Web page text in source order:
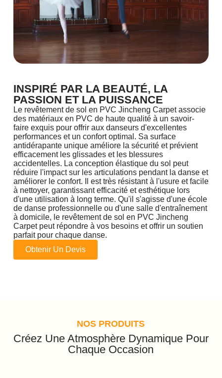
INSPIRÉ PAR LA BEAUTÉ, LA
PASSION ET LA PUISSANCE
Le revêtement de sol en PVC Jincheng Carpet associe
des matériaux en PVC de haute qualité à un savoir-
faire exquis pour offrir aux danseurs d'excellentes
performances et un confort optimal. Sa surface
antidérapante unique améliore la sécurité et prévient
efficacement les glissades et les blessures
accidentelles. La conception élastique du sol peut
réduire l'impact sur les articulations pendant la danse et
améliorer le confort. Il est très résistant à l'usure et facile
à nettoyer, garantissant efficacité et esthétique lors
d'une utilisation à long terme. Qu'il s'agisse d'une école
de danse professionnelle ou d'une salle d'entraînement
à domicile, le revêtement de sol en PVC Jincheng
Carpet peut répondre à vos besoins et offrir un soutien
parfait pour chaque danse.
Obtenir Un Devis
NOS PRODUITS
Créez Une Atmosphère Dynamique Pour
Chaque Occasion